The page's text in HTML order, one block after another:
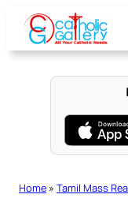
content
Home » Tamil Mass